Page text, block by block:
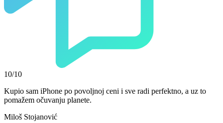
10/10
Kupio sam iPhone po povoljnoj ceni i sve radi perfektno, a uz to
pomažem očuvanju planete.
Miloš Stojanović